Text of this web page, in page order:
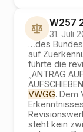
W257
31. Juli
…des
auf
führte die
„ANTRAG
VWGG. Dem
steht kein